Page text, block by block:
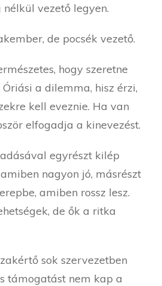
vezető legyen.
de pocsék vezető.
hogy szeretne
a dilemma, hisz érzi,
kell eveznie. Ha van
elfogadja a kinevezést.
egyrészt kilép
nagyon jó, másrészt
amiben rossz lesz.
de ők a ritka
sok szervezetben
támogatást nem kap a